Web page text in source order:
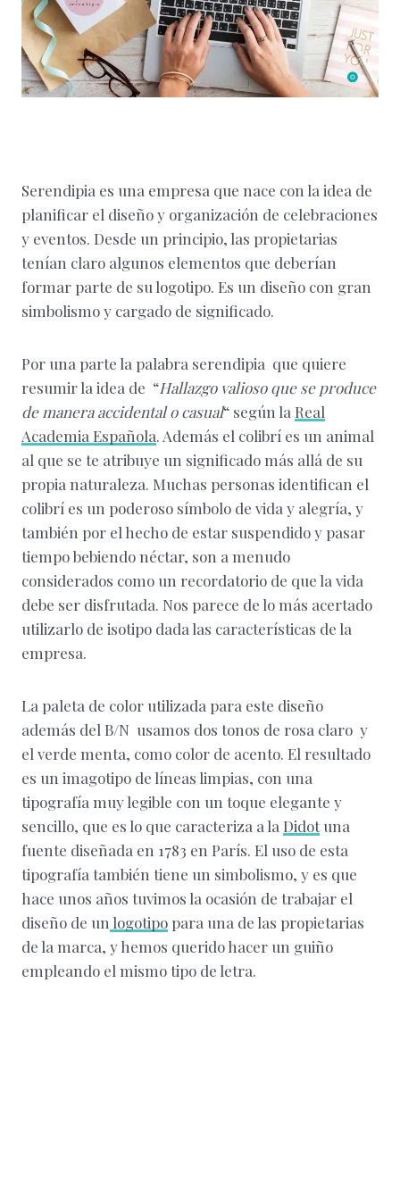
Serendipia es una empresa que nace con la idea de
planificar el diseño y organización de celebraciones
y eventos. Desde un principio, las propietarias
tenían claro algunos elementos que deberían
formar parte de su logotipo. Es un diseño con gran
simbolismo y cargado de significado.
Por una parte la palabra serendipia que quiere
resumir la idea de “Hallazgo valioso que se produce
de manera accidental o casual“ según la Real
Academia Española. Además el colibrí es un animal
al que se te atribuye un significado más allá de su
propia naturaleza. Muchas personas identifican el
colibrí es un poderoso símbolo de vida y alegría, y
también por el hecho de estar suspendido y pasar
tiempo bebiendo néctar, son a menudo
considerados como un recordatorio de que la vida
debe ser disfrutada. Nos parece de lo más acertado
utilizarlo de isotipo dada las características de la
empresa.
La paleta de color utilizada para este diseño
además del B/N usamos dos tonos de rosa claro y
el verde menta, como color de acento. El resultado
es un imagotipo de líneas limpias, con una
tipografía muy legible con un toque elegante y
sencillo, que es lo que caracteriza a la Didotuna
fuente diseñada en 1783 en París. El uso de esta
tipografía también tiene un simbolismo, y es que
hace unos años tuvimos la ocasión de trabajar el
diseño de un logotipo para una de las propietarias
de la marca, y hemos querido hacer un guiño
empleando el mismo tipo de letra.